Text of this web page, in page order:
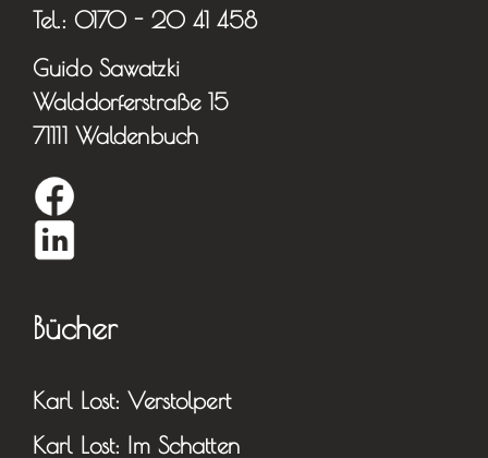
Tel.: 0170 - 20 41 458
Guido Sawatzki
Walddorferstraße 15
71111 Waldenbuch
Bücher
Karl Lost: Verstolpert
Karl Lost: Im Schatten